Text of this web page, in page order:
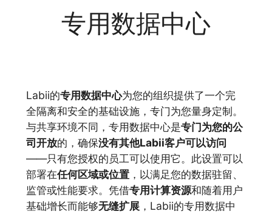
专用数据中心
Labii的专用数据中心为您的组织提供了一个完
全隔离和安全的基础设施，专门为您量身定制。
与共享环境不同，专用数据中心是专门为您的公
司开放的，确保没有其他Labii客户可以访问
——只有您授权的员工可以使用它。此设置可以
部署在任何区域或位置 ，以满足您的数据驻留、
监管或性能要求。凭借专用计算资源和随着用户
基础增长而能够无缝扩展 ，Labii的专用数据中